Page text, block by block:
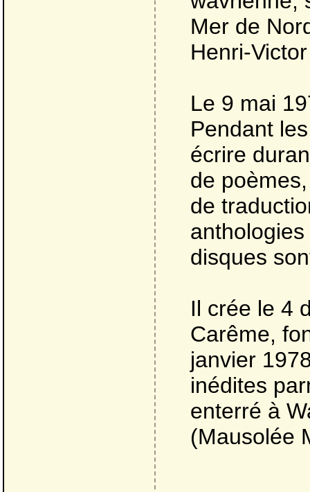
Mer de
Henri-
Le 9 mai
Pendant
écrire
de
de
disques
Il crée le 4
Carême,
janvier
inédites
enterré à
(Mausolée